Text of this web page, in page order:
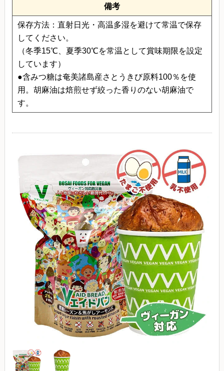
備考
保存方法：直射日光・高温多湿を避けて常温で保存
してください。
（冬季15℃、夏季30℃を常温として賞味期限を設定
しています）
●含みつ糖は奄美諸島産さとうきび原料100％を使
用。胡麻油は焙煎せず絞った香りのない胡麻油で
す。